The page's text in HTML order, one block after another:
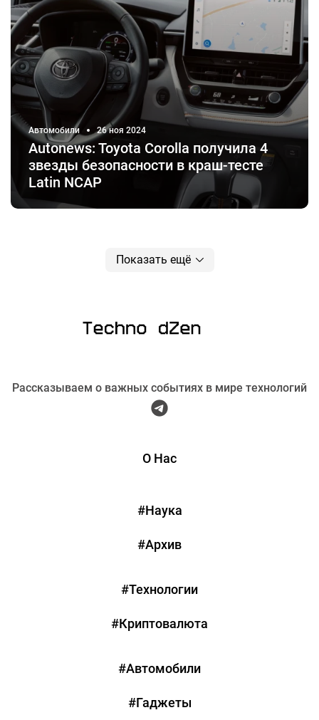
Автомобили 26 ноя 2024
Autonews: Toyota Corolla получила 4
звезды безопасности в краш-тесте
Latin NCAP
Показать ещё
Рассказываем о важных событиях в мире технологий
О Нас
#Наука
#Архив
#Технологии
#Криптовалюта
#Автомобили
#Гаджеты